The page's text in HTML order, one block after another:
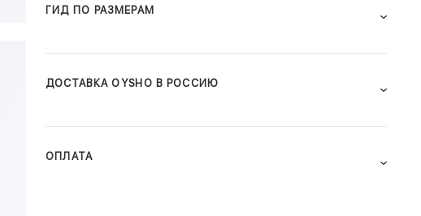
ГИД ПО РАЗМЕРАМ
ДОСТАВКА OYSHO В РОССИЮ
ОПЛАТА